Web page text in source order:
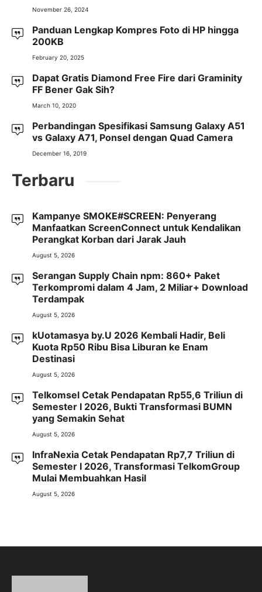
November 26, 2024
Panduan Lengkap Kompres Foto di HP hingga
200KB
February 20, 2025
Dapat Gratis Diamond Free Fire dari Graminity
FF Bener Gak Sih?
March 10, 2020
Perbandingan Spesifikasi Samsung Galaxy A51
vs Galaxy A71, Ponsel dengan Quad Camera
December 16, 2019
Terbaru
Kampanye SMOKE#SCREEN: Penyerang
Manfaatkan ScreenConnect untuk Kendalikan
Perangkat Korban dari Jarak Jauh
August 5, 2026
Serangan Supply Chain npm: 860+ Paket
Terkompromi dalam 4 Jam, 2 Miliar+ Download
Terdampak
August 5, 2026
kUotamasya by.U 2026 Kembali Hadir, Beli
Kuota Rp50 Ribu Bisa Liburan ke Enam
Destinasi
August 5, 2026
Telkomsel Cetak Pendapatan Rp55,6 Triliun di
Semester I 2026, Bukti Transformasi BUMN
yang Semakin Sehat
August 5, 2026
InfraNexia Cetak Pendapatan Rp7,7 Triliun di
Semester I 2026, Transformasi TelkomGroup
Mulai Membuahkan Hasil
August 5, 2026